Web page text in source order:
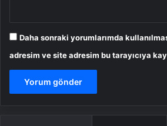
Daha sonraki yorumlarımda
adresim ve site adresim bu tarayıcıya